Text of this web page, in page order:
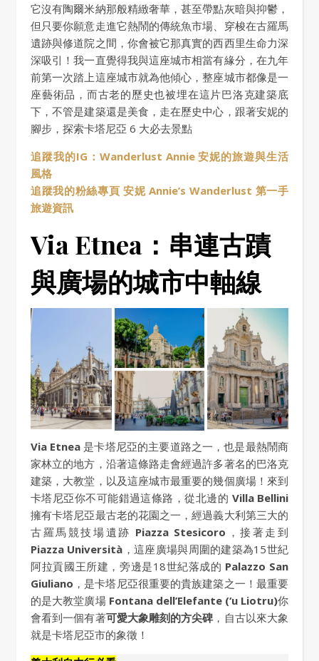
它沒有陶爾米納那般精緻奢華，甚至帶點灰暗與抑鬱，
但只要你願意走進它熱鬧的傳統魚市場、穿梭在古羅馬
遺跡與修道院之間，你會被它那真實的西西里生命力深
深吸引！我一直覺得我與這座城市相當有緣分，在九年
前第一次踏上這座城市就為他傾心，整座城市都像是一
座藝術品，而古老的歷史也被埋在這片巴洛克建築底
下，不管是建築還是美食，走在歷史中心，跟著安妮的
腳步，探索卡塔尼亞 6 大必去景點
追蹤我的IG：Wanderlust Annie 安妮的旅遊與生活
風格
追蹤我的粉絲專頁 安妮 Annie’s Wanderlust 第一手
旅遊資訊
Via Etnea：串連古蹟
與廣場的城市中軸線
Via Etnea 是卡塔尼亞的主要道路之一，也是最熱鬧商
家林立的地方，沿著這條路走會經過許多著名的巴洛克
建築，大教堂，以及這座城市最重要的幾個廣場！來到
卡塔尼亞你不可能錯過這條路，從北邊的 Villa Bellini
擁有卡塔尼亞最古老的花園之一，經過義大利第三大的
古羅馬競技場遺跡 Piazza Stesicoro ，接著走到
Piazza Università ，這座廣場與周圍的建築為15世紀
阿拉貢國王所建，旁邊是18世紀落成的 Palazzo San
Giuliano ，是卡塔尼亞很重要的貴族建築之一！最重要
的是大教堂廣場 Fontana dell’Elefante (‘u Liotru)你
會看到一個有著可愛大象雕刻的方尖碑，自古以來大象
就是卡塔尼亞市的象徵！